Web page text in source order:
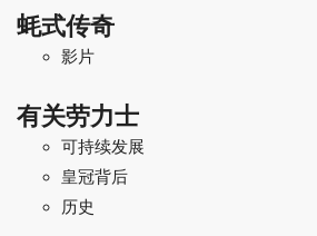
蚝式传奇
影片
有关劳力士
可持续发展
皇冠背后
历史